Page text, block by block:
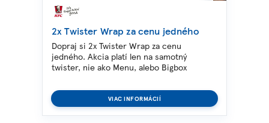
2x Twister Wrap za cenu jedného
Dopraj si 2x Twister Wrap za cenu
jedného. Akcia platí len na samotný
twister, nie ako Menu, alebo Bigbox
VIAC INFORMÁCIÍ